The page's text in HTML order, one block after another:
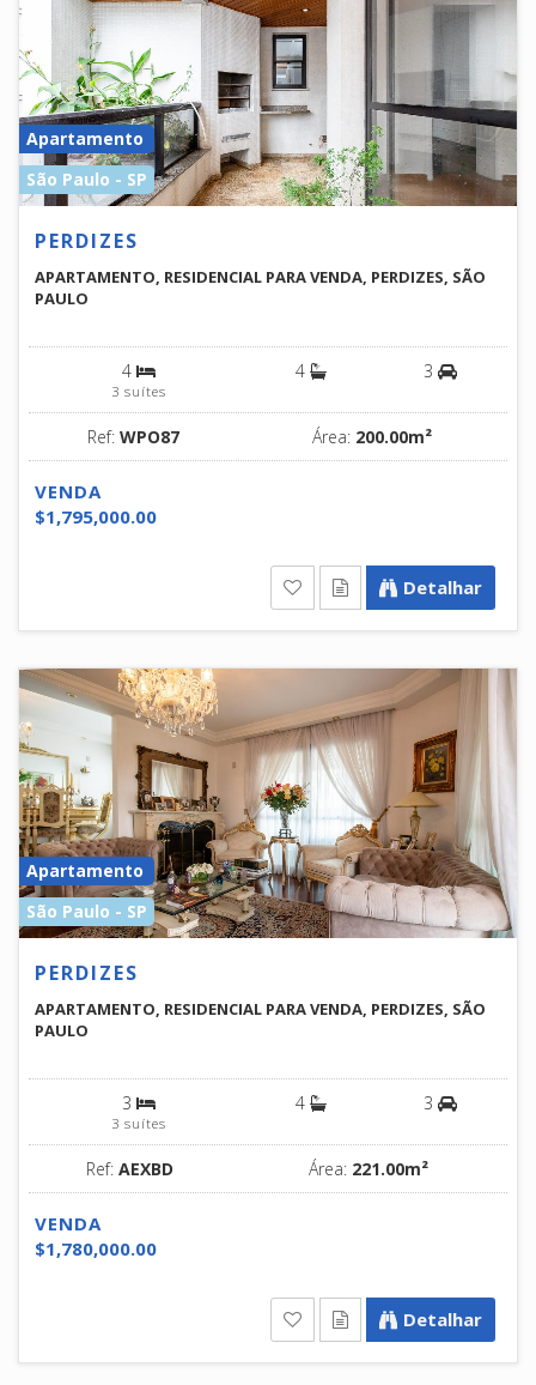
Apartamento
São Paulo - SP
PERDIZES
APARTAMENTO, RESIDENCIAL PARA VENDA, PERDIZES, SÃO
PAULO
4
3 suítes
4 3
Ref: WPO87 Área: 200.00m²
VENDA
$1,795,000.00
Detalhar
Apartamento
São Paulo - SP
PERDIZES
APARTAMENTO, RESIDENCIAL PARA VENDA, PERDIZES, SÃO
PAULO
3
3 suítes
4 3
Ref: AEXBD Área: 221.00m²
VENDA
$1,780,000.00
Detalhar